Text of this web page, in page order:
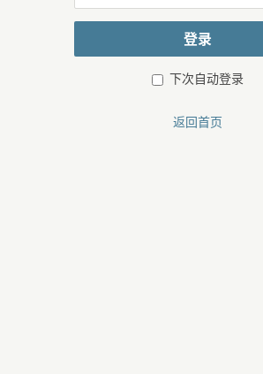
邮
箱
登录
下次自动登录
返回首页